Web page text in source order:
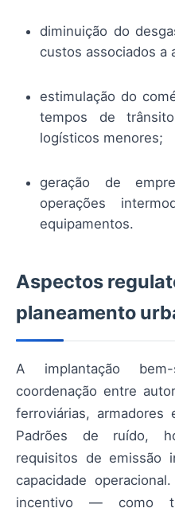
diminuição do
custos associados a
estimulação do
tempos de
logísticos menores;
geração de
operações
equipamentos.
Aspectos
planeamento
A implantação
coordenação entre
ferroviárias, armadores
Padrões de ruído,
requisitos de emissão
capacidade
incentivo — como